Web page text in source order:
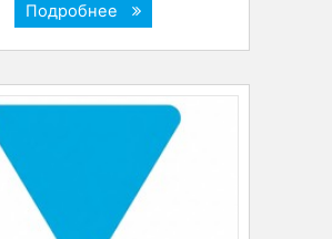
Подробнее